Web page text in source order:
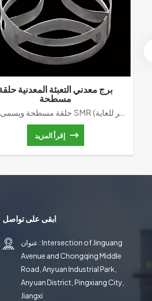
برج معدني التعبئة المعدنية
مسطحة
حلقة مسطحة ويسمى أيضا SMR (خاتم صغير للغاية)، إنها متقدمة التعبئة العشوائية في ال التعبئة برج العمود. لديها هيكل مماثل مع حلقة صغيرة تتالي، هناك لا هيكل التشفيه في الأعلى والأسفل. فإنه يمكن تحسين قوة التعبئة من خلال ضبط قوس الشفرة الداخلية. لديها هيكل تدفق معقول، ضغط منخفضانخفاض مؤكد وأداء نقل جماعي عالي. خاتم سوبر ميني لديه نوعين رئيسيين، والتي تسمي QH-1 و QH-2.
إقرأ المزيد
ابقى على تواصل
عنوان : Intersection of Jinguang
Avenue and Chongqing Middle
Road, Anyuan Industrial Park,
Anyuan District, Pingxiang City,
Jiangxi